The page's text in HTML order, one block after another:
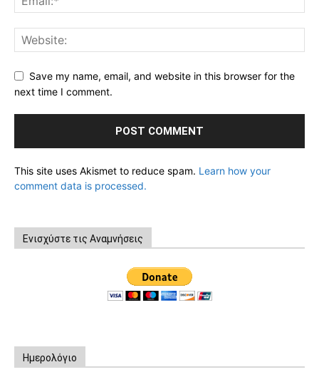
Save my name, email, and website in this browser for the
next time I comment.
This site uses Akismet to reduce spam. Learn how your
comment data is processed.
Ενισχύστε τις Αναμνήσεις
Ημερολόγιο